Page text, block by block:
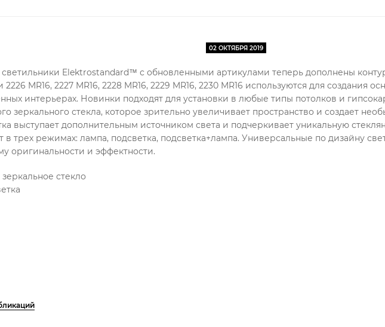
02 ОКТЯБРЯ 2019
Elektrostandard™ с обновленными артикулами теперь дополнены
MR16, 2227 MR16, 2228 MR16, 2229 MR16, 2230 MR16 используются для создания
интерьерах. Новинки подходят для установки в любые типы потолков и
зеркального стекла, которое зрительно увеличивает пространство и создает
выступает дополнительным источником света и подчеркивает уникальную
в трех режимах: лампа, подсветка, подсветка+лампа. Универсальные по дизайну
оригинальности и эффектности.
стекло